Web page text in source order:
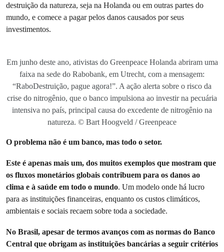
destruição da natureza, seja na Holanda ou em outras partes do
mundo, e comece a pagar pelos danos causados por seus
investimentos.
Em junho deste ano, ativistas do Greenpeace Holanda abriram uma
faixa na sede do Rabobank, em Utrecht, com a mensagem:
“RaboDestruição, pague agora!”. A ação alerta sobre o risco da
crise do nitrogênio, que o banco impulsiona ao investir na pecuária
intensiva no país, principal causa do excedente de nitrogênio na
natureza. © Bart Hoogveld / Greenpeace
O problema não é um banco, mas todo o setor.
Este é apenas mais um, dos muitos exemplos que mostram que
os fluxos monetários globais contribuem para os danos ao
clima e à saúde em todo o mundo. Um modelo onde há lucro
para as instituições financeiras, enquanto os custos climáticos,
ambientais e sociais recaem sobre toda a sociedade.
No Brasil, apesar de termos avanços com as normas do Banco
Central que obrigam as instituições bancárias a seguir critérios